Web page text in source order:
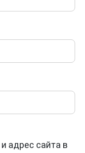
адрес сайта в